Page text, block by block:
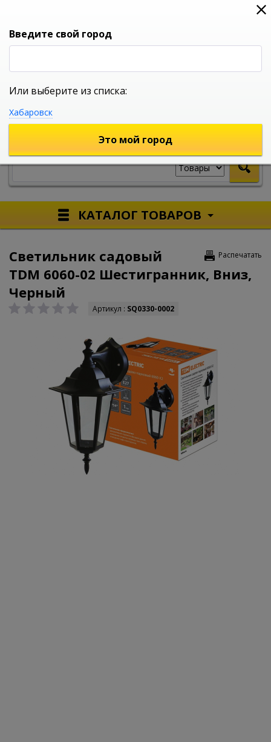
0
УНИВЕРСАЛЬНЫЙ ИНТЕРНЕТ МАГАЗИН
КАТАЛОГ ТОВАРОВ
Распечатать
Светильник садовый
TDM 6060-02 Шестигранник, Вниз,
Черный
Артикул : SQ0330-0002
Введите свой город
Или выберите из списка:
Хабаровск
Это мой город